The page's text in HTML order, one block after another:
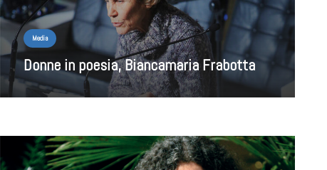
Media
Donne in poesia, Biancamaria Frabotta